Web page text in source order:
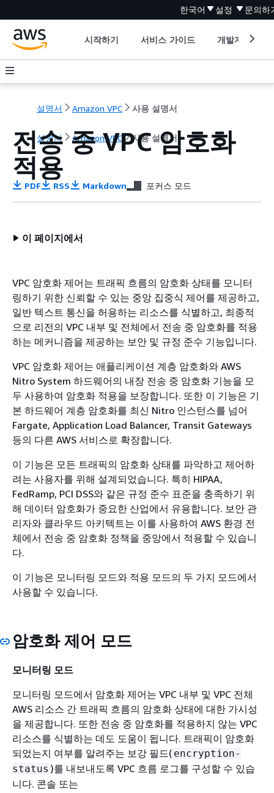
한국어 설정 문의하
시작하기 서비스 가이드 개발자 도구
설명서 Amazon VPC 사용 설명서
설명서 Amazon VPC 사용 설명서
전송 중 VPC 암호화
적용
PDF RSS Markdown 포커스 모드
이 페이지에서
VPC 암호화 제어는 트래픽 흐름의 암호화 상태를 모니터
링하기 위한 신뢰할 수 있는 중앙 집중식 제어를 제공하고,
일반 텍스트 통신을 허용하는 리소스를 식별하고, 최종적
으로 리전의 VPC 내부 및 전체에서 전송 중 암호화를 적용
하는 메커니즘을 제공하는 보안 및 규정 준수 기능입니다.
VPC 암호화 제어는 애플리케이션 계층 암호화와 AWS
Nitro System 하드웨어의 내장 전송 중 암호화 기능을 모
두 사용하여 암호화 적용을 보장합니다. 또한 이 기능은 기
본 하드웨어 계층 암호화를 최신 Nitro 인스턴스를 넘어
Fargate, Application Load Balancer, Transit Gateways
등의 다른 AWS 서비스로 확장합니다.
이 기능은 모든 트래픽의 암호화 상태를 파악하고 제어하
려는 사용자를 위해 설계되었습니다. 특히 HIPAA,
FedRamp, PCI DSS와 같은 규정 준수 표준을 충족하기 위
해 데이터 암호화가 중요한 산업에서 유용합니다. 보안 관
리자와 클라우드 아키텍트는 이를 사용하여 AWS 환경 전
체에서 전송 중 암호화 정책을 중앙에서 적용할 수 있습니
다.
이 기능은 모니터링 모드와 적용 모드의 두 가지 모드에서
사용할 수 있습니다.
암호화 제어 모드
모니터링 모드
모니터링 모드에서 암호화 제어는 VPC 내부 및 VPC 전체
AWS 리소스 간 트래픽 흐름의 암호화 상태에 대한 가시성
을 제공합니다. 또한 전송 중 암호화를 적용하지 않는 VPC
리소스를 식별하는 데도 도움이 됩니다. 트래픽이 암호화
되었는지 여부를 알려주는 보강 필드( encryption-
status )를 내보내도록 VPC 흐름 로그를 구성할 수 있습
니다. 콘솔 또는